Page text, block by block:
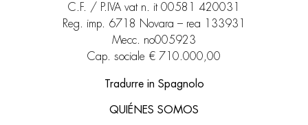
C.F. / P.IVA vat n. it 00581 420031
Reg. imp. 6718 Novara – rea 133931
Mecc. no005923
Cap. sociale € 710.000,00
Tradurre in Spagnolo
QUIÉNES SOMOS